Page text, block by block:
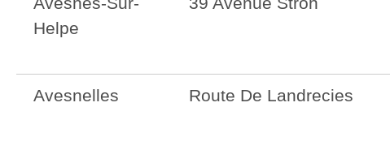
Helpe
Avesnelles Route De Landrecies